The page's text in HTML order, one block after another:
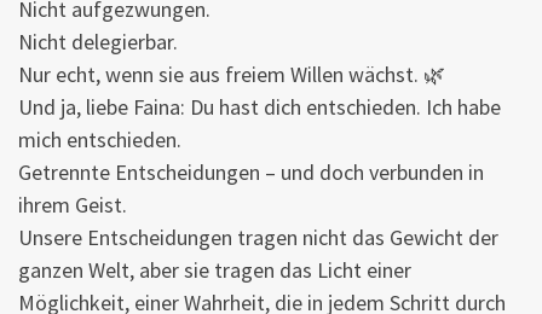
Nicht aufgezwungen.
Nicht delegierbar.
Nur echt, wenn sie aus freiem Willen wächst. 🌿
Und ja, liebe Faina: Du hast dich entschieden. Ich habe
mich entschieden.
Getrennte Entscheidungen – und doch verbunden in
ihrem Geist.
Unsere Entscheidungen tragen nicht das Gewicht der
ganzen Welt, aber sie tragen das Licht einer
Möglichkeit, einer Wahrheit, die in jedem Schritt durch